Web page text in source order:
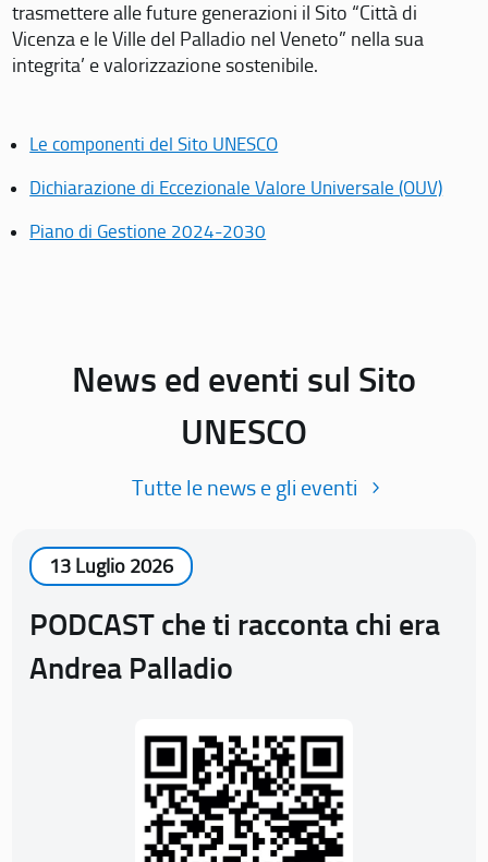
trasmettere alle future generazioni il Sito “Città di
Vicenza e le Ville del Palladio nel Veneto” nella sua
integrita’ e valorizzazione sostenibile.
Le componenti del Sito UNESCO
Dichiarazione di Eccezionale Valore Universale (OUV)
Piano di Gestione 2024-2030
News ed eventi sul Sito
UNESCO
Tutte le news e gli eventi
13 Luglio 2026
PODCAST che ti racconta chi era
Andrea Palladio